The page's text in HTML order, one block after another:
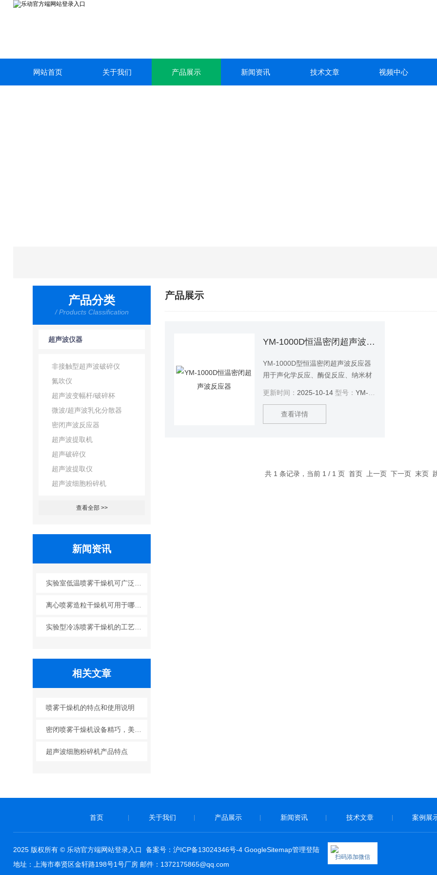
网站首页 关于我们 产品展示 新闻资讯 技术文章 视频中心
产品分类
/ Products Classification
超声波仪器
非接触型超声波破碎仪
氮吹仪
超声波变幅杆/破碎杯
微波/超声波乳化分散器
密闭声波反应器
超声波提取机
超声破碎仪
超声波提取仪
超声波细胞粉碎机
查看全部 >>
新闻资讯
相关文章
喷雾干燥机的特点和使用说明
超声波细胞粉碎机产品特点
产品展示
YM-1000D恒温密闭超声波反应器
YM-1000D型恒温密闭超声波反应器
用于声化学反应、酶促反应、纳米材
水、分离、提取、消化减量、消泡、
石油氧化脱硫、难降解有机废水处
理、含油污泥清洗脱油、剩余生物污
学、药物化学、表面化学、物理学、
更新时间： 2025-10-14型号： YM-1000D
查看详情
共 1 条记录，当前 1 / 1 页 首页 上一页 下一页 末页
首页 关于我们 产品展示 新闻资讯 技术文章 案例展
2025 版权所有 © 乐动官方端网站登录入口 备案号： 沪ICP备13024346号-4 GoogleSitemap管理登陆
地址：上海市奉贤区金轩路198号1号厂房 邮件：1372175865@qq.com
扫码添加微信